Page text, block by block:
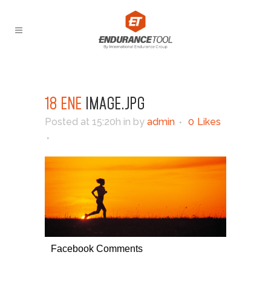
18 ENE IMAGE.JPG
Posted at 15:20h in by admin 0 Likes
Facebook Comments